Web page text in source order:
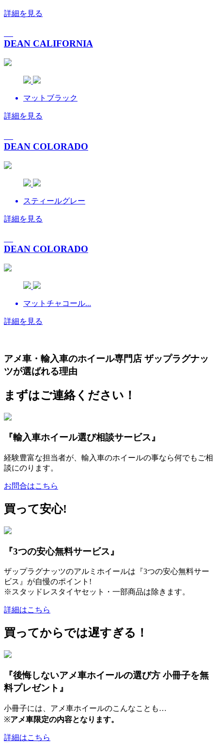
詳細を見る
DEAN CALIFORNIA
マットブラック
詳細を見る
DEAN COLORADO
スティールグレー
詳細を見る
DEAN COLORADO
マットチャコール...
詳細を見る
アメ車・輸入車のホイール専門店 ザップラグナッ
ツが選ばれる理由
まずはご連絡ください！
『輸入車ホイール選び相談サービス』
経験豊富な担当者が、輸入車のホイールの事なら何でもご相
談にのります。
お問合はこちら
買って安心!
『3つの安心無料サービス』
ザップラグナッツのアルミホイールは『3つの安心無料サー
ビス』が自慢のポイント!
※スタッドレスタイヤセット・一部商品は除きます。
詳細はこちら
買ってからでは遅すぎる！
『後悔しないアメ車ホイールの選び方 小冊子を無
料プレゼント』
小冊子には、アメ車ホイールのこんなことも…
※アメ車限定の内容となります。
詳細はこちら